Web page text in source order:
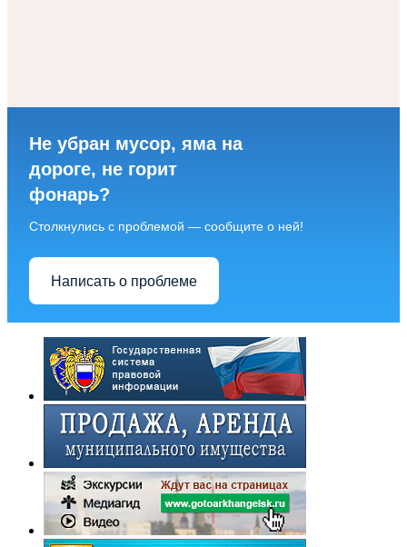
Не убран мусор, яма на
дороге, не горит
фонарь?
Столкнулись с проблемой — сообщите о ней!
Написать о проблеме